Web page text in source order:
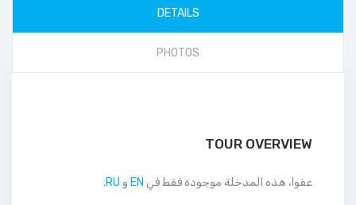
DETAILS
PHOTOS
TOUR OVERVIEW
عفوا، هذه المدخلة موجودة فقط في EN و RU
.